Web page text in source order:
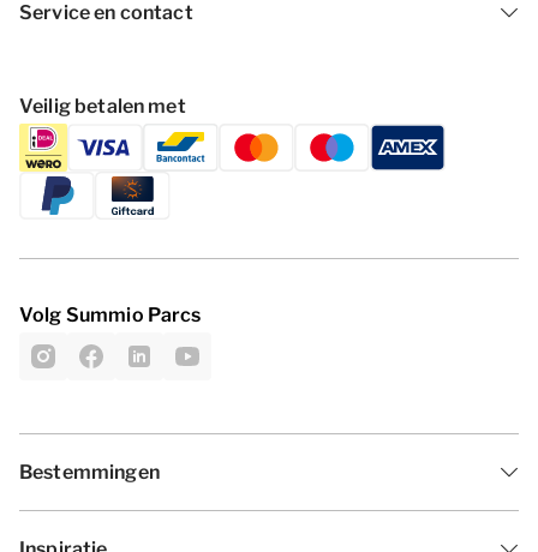
Service en contact
Veilig betalen met
Volg Summio Parcs
Bestemmingen